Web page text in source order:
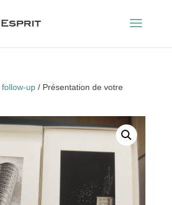
up/ Présentation de votre